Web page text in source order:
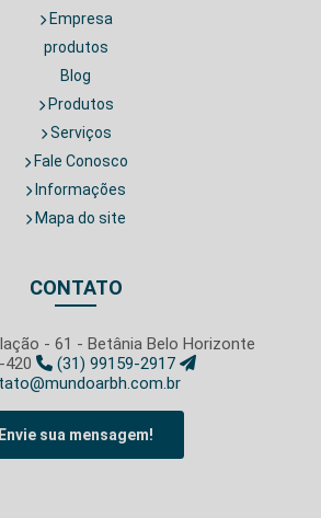
Empresa
produtos
Blog
Produtos
Serviços
Fale Conosco
Informações
Mapa do site
CONTATO
- 61 - Betânia Belo Horizonte
420
(31) 99159-2917
Envie sua mensagem!